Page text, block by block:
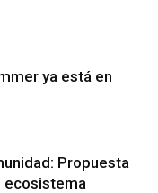
ya está en
Propuesta
ecosistema